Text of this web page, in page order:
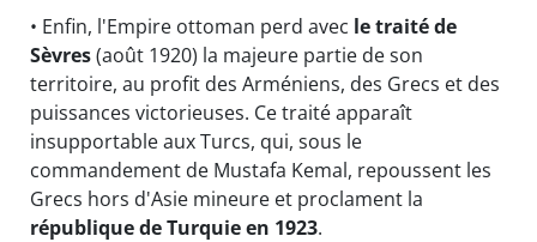
• Enfin, l'Empire ottoman perd avec le traité de
Sèvres(août 1920) la majeure partie de son
territoire, au profit des Arméniens, des Grecs et des
puissances victorieuses. Ce traité apparaît
insupportable aux Turcs, qui, sous le
commandement de Mustafa Kemal, repoussent les
Grecs hors d'Asie mineure et proclament la
république de Turquie en 1923.